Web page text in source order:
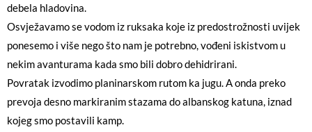
debela hladovina.
Osvježavamo se vodom iz ruksaka koje iz predostrožnosti uvijek
ponesemo i više nego što nam je potrebno, vođeni iskistvom u
nekim avanturama kada smo bili dobro dehidrirani.
Povratak izvodimo planinarskom rutom ka jugu. A onda preko
prevoja desno markiranim stazama do albanskog katuna, iznad
kojeg smo postavili kamp.